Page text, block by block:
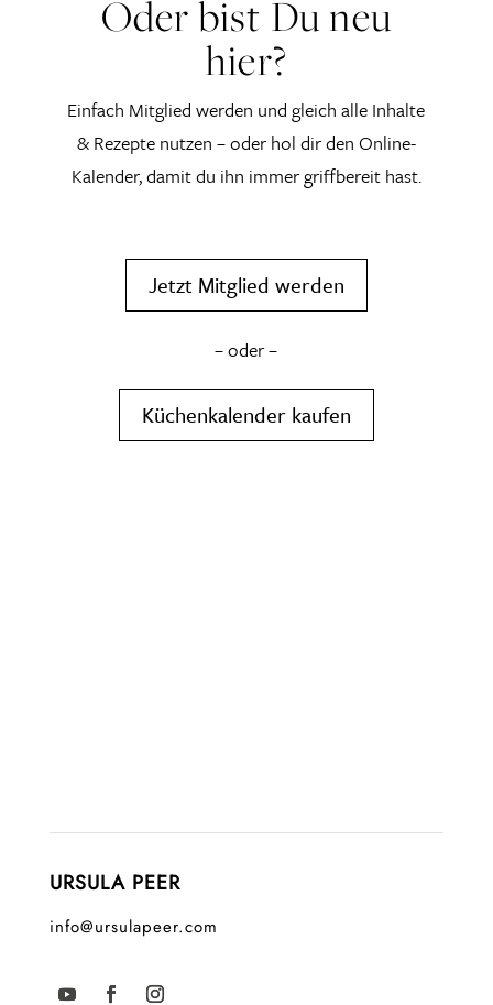
Oder bist Du neu
hier?
Einfach Mitglied werden und gleich alle Inhalte
& Rezepte nutzen – oder hol dir den Online-
Kalender, damit du ihn immer griffbereit hast.
Jetzt Mitglied werden
– oder –
Küchenkalender kaufen
URSULA PEER
info@ursulapeer.com